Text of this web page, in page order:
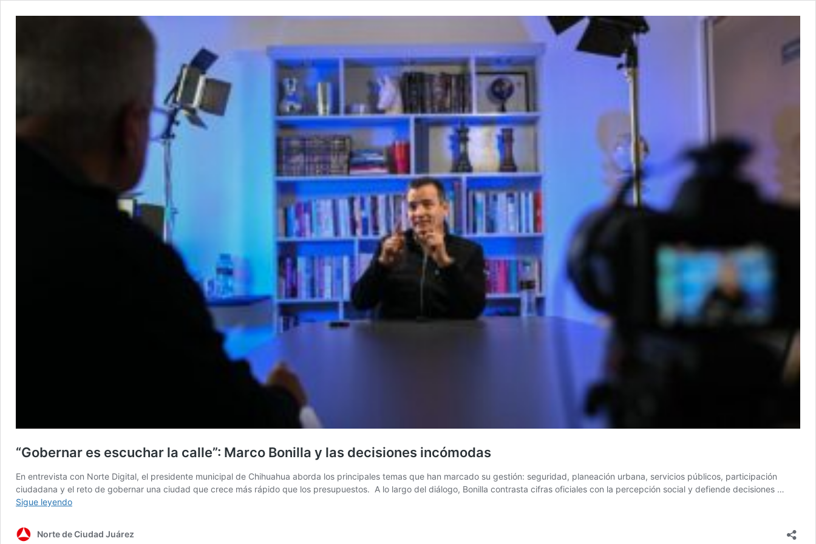
“Gobernar es escuchar la calle”: Marco Bonilla y las decisiones incómodas
En entrevista con Norte Digital, el presidente municipal de Chihuahua aborda los principales temas que han marcado su gestión: seguridad, planeación urbana, servicios públicos, participación
ciudadana y el reto de gobernar una ciudad que crece más rápido que los presupuestos. A lo largo del diálogo, Bonilla contrasta cifras oficiales con la percepción social y defiende decisiones …
Sigue leyendo“Gobernar
la
Norte de Ciudad Juárez